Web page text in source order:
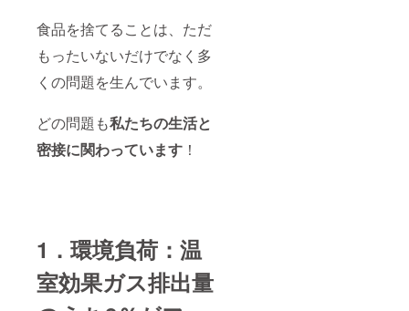
食品を捨てることは、ただ
もったいないだけでなく多
くの問題を生んでいます。
どの問題も私たちの生活と
密接に関わっています ！
1．環境負荷：温
室効果ガス排出量